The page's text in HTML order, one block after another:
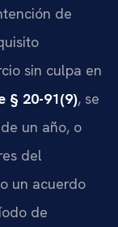
de
sin culpa en
§ 20-91(9), se
un año, o
del
un acuerdo
de